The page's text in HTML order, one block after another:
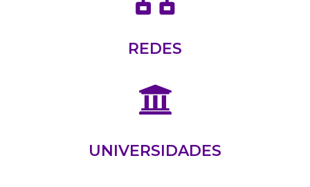
REDES
UNIVERSIDADES